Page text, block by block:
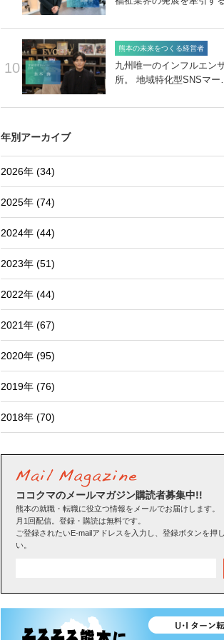
10
熊本の未来をつくる経営者
九州唯一のインフルエン
所。 地域特化型SNSマ
年別アーカイブ
2026年 (34)
2025年 (74)
2024年 (44)
2023年 (51)
2022年 (44)
2021年 (67)
2020年 (95)
2019年 (76)
2018年 (70)
ココクマのメールマガジン購読者募集中!!
熊本の就職・転職に役立つ情報をメールでお届けします。
月1回配信。登録・購読は無料です。
ご登録されたいE-mailアドレスを入力し、登録ボタンを押
い。